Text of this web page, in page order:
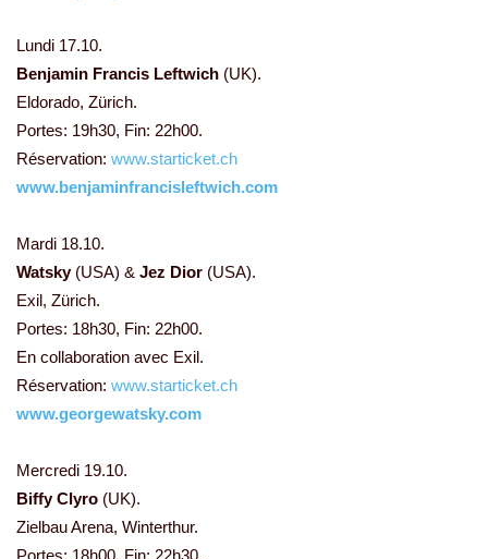
Lundi 17.10.
Benjamin Francis Leftwich (UK).
Eldorado, Zürich.
Portes: 19h30, Fin: 22h00.
Réservation: www.starticket.ch
www.benjaminfrancisleftwich.com
Mardi 18.10.
Watsky (USA) & Jez Dior (USA).
Exil, Zürich.
Portes: 18h30, Fin: 22h00.
En collaboration avec Exil.
Réservation: www.starticket.ch
www.georgewatsky.com
Mercredi 19.10.
Biffy Clyro (UK).
Zielbau Arena, Winterthur.